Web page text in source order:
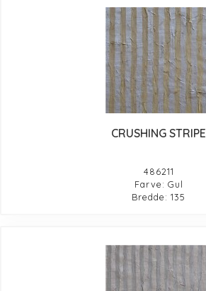
CRUSHING STRIPE
486211
Farve: Gul
Bredde: 135